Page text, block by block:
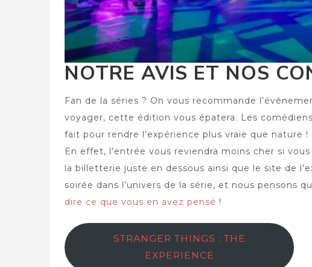
NOTRE AVIS ET NOS
Fan de la séries ? On vous recommande
voyager, cette édition vous épatera. Les
fait pour rendre l’expérience plus vraie que nature
En effet, l’entrée vous reviendra moins cher si
la billetterie juste en dessous ainsi que le site de
soirée dans l’univers de la série, et nous pensons
dire ce que vous en avez pensé !
STRANGER THINGS : THE
EXPERIENCE